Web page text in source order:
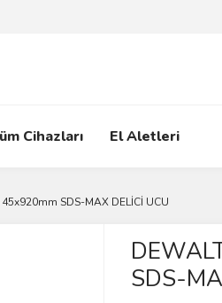
Cihazları El Aletleri
SDS-MAX DELİCİ UCU
SDS-